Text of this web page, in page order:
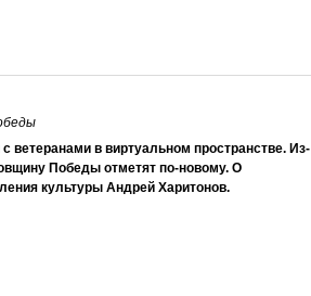
ветеранами в виртуальном пространстве. Из-
Победы отметят по-новому. О
культуры Андрей Харитонов.